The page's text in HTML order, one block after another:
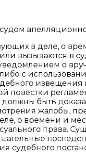
в деле, о
вызываются в
о
с
извещения
повестки
быть
жалобы,
о времени и
права.
судебного